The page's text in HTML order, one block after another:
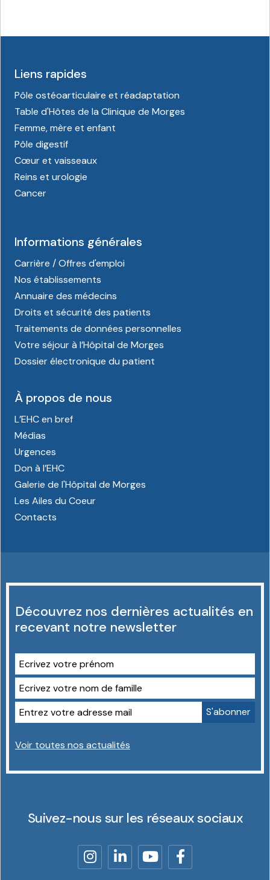
Liens rapides
Pôle ostéoarticulaire et réadaptation
Table d'Hôtes de la Clinique de Morges
Femme, mère et enfant
Pôle digestif
Cœur et vaisseaux
Reins et urologie
Cancer
Informations générales
Carrière / Offres d'emploi
Nos établissements
Annuaire des médecins
Droits et sécurité des patients
Traitements de données personnelles
Votre séjour à l’Hôpital de Morges
Dossier électronique du patient
À propos de nous
L’EHC en bref
Médias
Urgences
Don à l’EHC
Galerie de l'Hôpital de Morges
Les Ailes du Coeur
Contacts
Découvrez nos dernières actualités en
recevant notre newsletter
Voir toutes nos actualités
Suivez-nous sur les réseaux sociaux